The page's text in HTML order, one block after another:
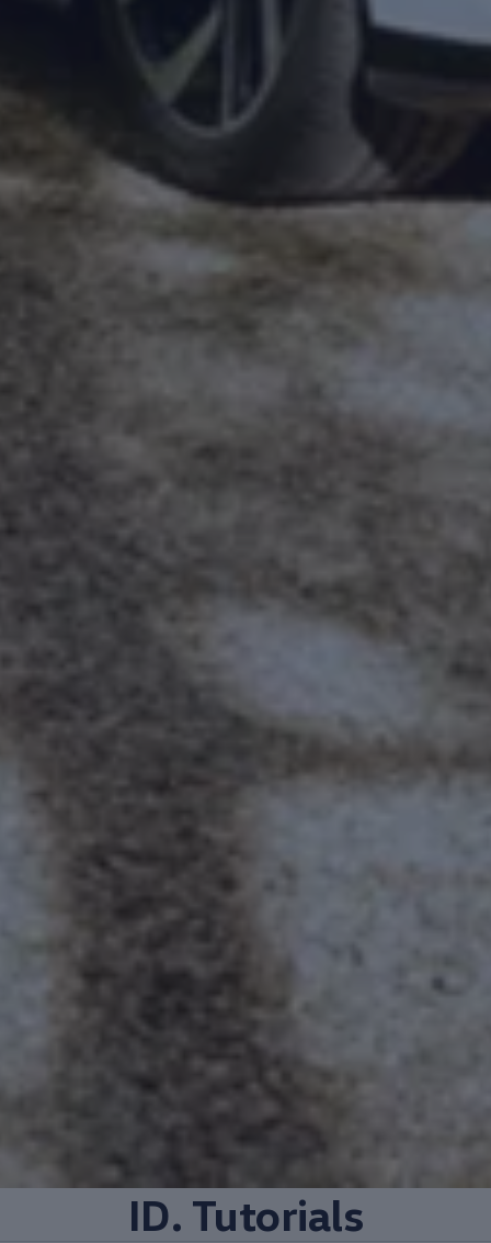
Lifestyle
Transport
Elektromobilität
Volkswagen R
Pannen- und Unfallhilfe
Volkswagen Kundenbetreuung
ID. Tutorials